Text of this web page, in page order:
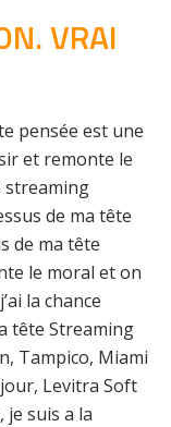
VRAI
pensée est une
et remonte le
streaming
de ma tête
de ma tête
le moral et on
la chance
tête Streaming
Tampico, Miami
Levitra Soft
je suis a la